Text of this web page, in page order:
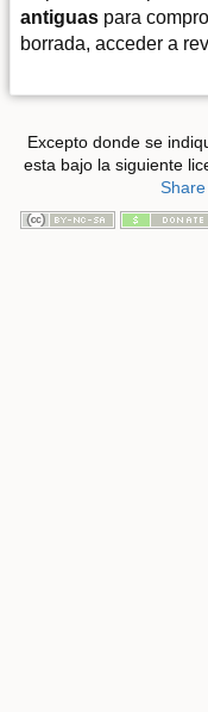
antiguas para
borrada, acceder a
Excepto donde se
esta bajo la siguiente